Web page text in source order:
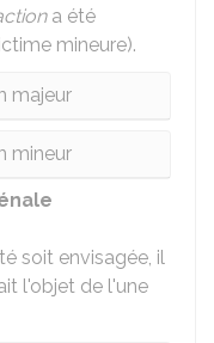
a été
mineure).
majeur
mineur
soit envisagée, il
l'objet de l'une